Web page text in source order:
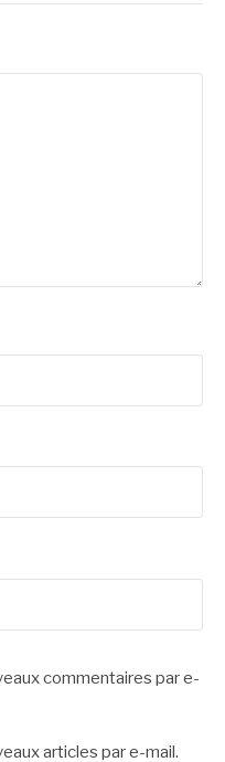
commentaires par e-
articles par e-mail.